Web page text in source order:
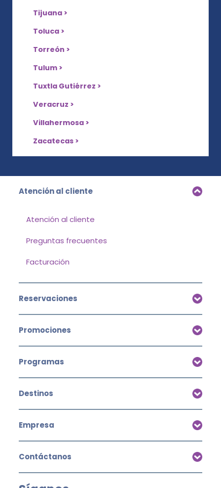
Tijuana >
Toluca >
Torreón >
Tulum >
Tuxtla Gutiérrez >
Veracruz >
Villahermosa >
Zacatecas >
Atención al cliente
Atención al cliente
Preguntas frecuentes
Facturación
Reservaciones
Promociones
Programas
Destinos
Empresa
Contáctanos